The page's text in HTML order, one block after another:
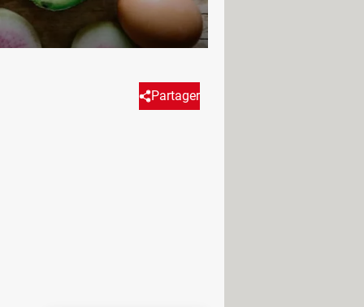
Partager
y un buen estado físico.
que nos ayuden a
alimentación y aprender
te presentamos nuestra